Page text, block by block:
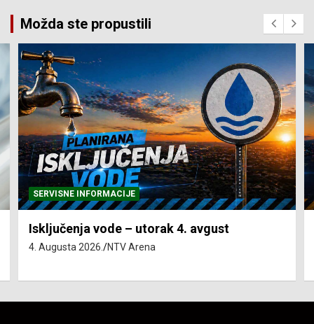
Možda ste propustili
SERVISNE INFORMACIJE
Isključenja vode – utorak 4. avgust
4. Augusta 2026. NTV Arena